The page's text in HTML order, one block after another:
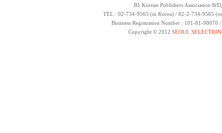
B1 Korean Publishers Association B/
TEL : 02-734-9565 (in Korea) / 82-2-734-9565
Business Registration Number : 101-81-
Copyright © 2012 SEOUL SELECTION